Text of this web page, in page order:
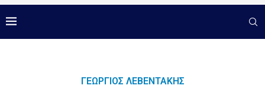
ΓΕΏΡΓΙΟΣ ΛΕΒΕΝΤΆΚΗΣ